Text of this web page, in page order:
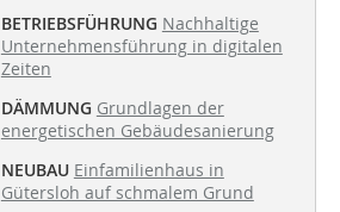
BETRIEBSFÜHRUNG Nachhaltige
Unternehmensführung in digitalen
Zeiten
DÄMMUNG Grundlagen der
energetischen Gebäudesanierung
NEUBAU Einfamilienhaus in
Gütersloh auf schmalem Grund